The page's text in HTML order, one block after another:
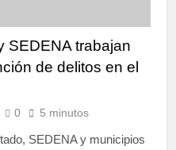
SEDENA trabajan
de delitos en el
0 5 minutos
SEDENA y municipios